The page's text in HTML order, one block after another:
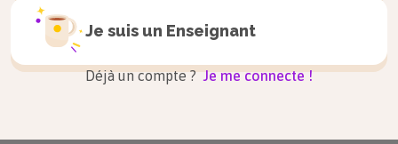
Je suis un Enseignant
Déjà un compte ? Je me connecte !